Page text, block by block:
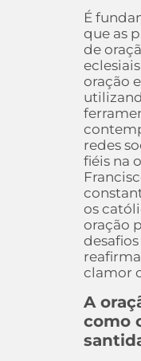
É
que as
de
oração
redes
fiéis na
os
oração
clamor
A
como